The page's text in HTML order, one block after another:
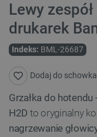
Lewy
drukarek
Indeks: BML-26687
Dodaj do schowka
Grzałka do hotendu
H2D to oryginalny
nagrzewanie